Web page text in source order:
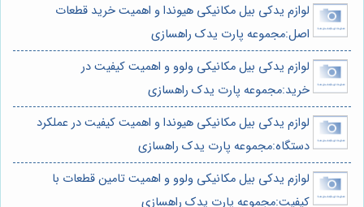
لوازم یدکی بیل مکانیکی هیوندا و اهمیت خرید قطعات
اصل:مجموعه پارت یدک راهسازی
لوازم یدکی بیل مکانیکی ولوو و اهمیت کیفیت در
خرید:مجموعه پارت یدک راهسازی
لوازم یدکی بیل مکانیکی هیوندا و اهمیت کیفیت در عملکرد
دستگاه:مجموعه پارت یدک راهسازی
لوازم یدکی بیل مکانیکی ولوو و اهمیت تامین قطعات با
کیفیت:مجموعه پارت یدک راهسازی